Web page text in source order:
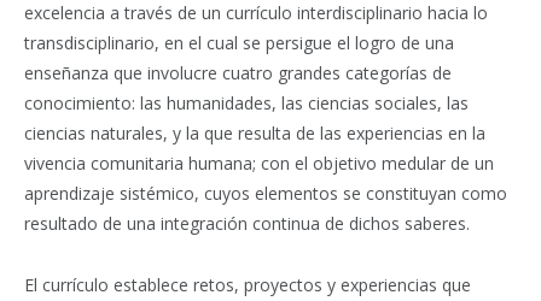
excelencia a través de un currículo interdisciplinario hacia lo
transdisciplinario, en el cual se persigue el logro de una
enseñanza que involucre cuatro grandes categorías de
conocimiento: las humanidades, las ciencias sociales, las
ciencias naturales, y la que resulta de las experiencias en la
vivencia comunitaria humana; con el objetivo medular de un
aprendizaje sistémico, cuyos elementos se constituyan como
resultado de una integración continua de dichos saberes.
El currículo establece retos, proyectos y experiencias que